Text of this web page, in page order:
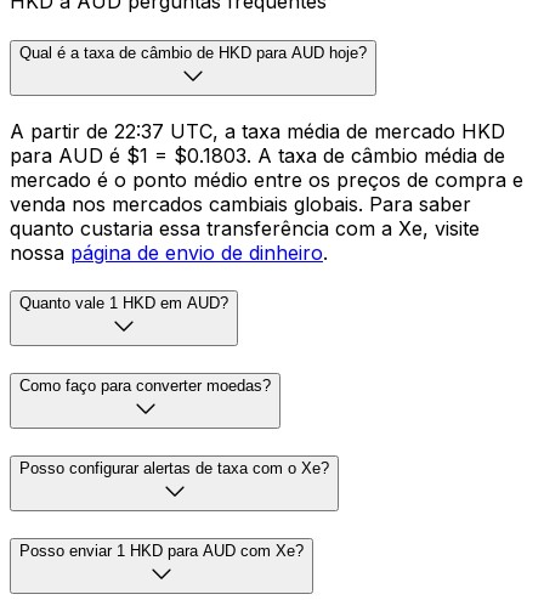
Qual é a taxa de câmbio de HKD para AUD hoje?
A partir de 22:37 UTC, a taxa média de mercado HKD
para AUD é $1 = $0.1803. A taxa de câmbio média de
mercado é o ponto médio entre os preços de compra e
venda nos mercados cambiais globais. Para saber
quanto custaria essa transferência com a Xe, visite
nossa página de envio de dinheiro.
Quanto vale 1 HKD em AUD?
Como faço para converter moedas?
Posso configurar alertas de taxa com o Xe?
Posso enviar 1 HKD para AUD com Xe?